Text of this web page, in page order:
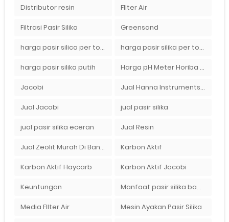
Distributor resin FIlter Air
Filtrasi Pasir Silika Greensand
harga pasir silica per ton per kg harga pasir silika per ton per kg
harga pasir silika putih Harga pH Meter Horiba LAQUAact PH110 Di Surabaya
Jacobi Jual Hanna Instruments HI9124 dan HI9126 Di Balikpapan
Jual Jacobi jual pasir silika
jual pasir silika eceran Jual Resin
Jual Zeolit Murah Di Bandung Timur Karbon Aktif
Karbon Aktif Haycarb Karbon Aktif Jacobi
Keuntungan Manfaat pasir silika bagi kehidupan
Media FIlter Air Mesin Ayakan Pasir Silika